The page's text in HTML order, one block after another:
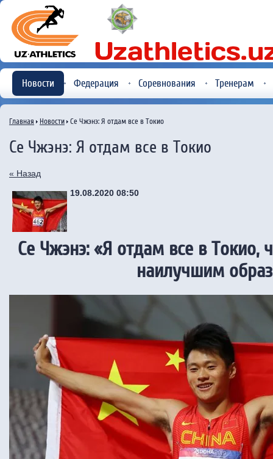
Новости Федерация Соревнования Тренерам
Главная Новости Се Чжэнэ: Я отдам все в Токио
Се Чжэнэ: Я отдам все в Токио
« Назад
19.08.2020 08:50
Се Чжэнэ: «Я отдам все в Токио,
наилучшим